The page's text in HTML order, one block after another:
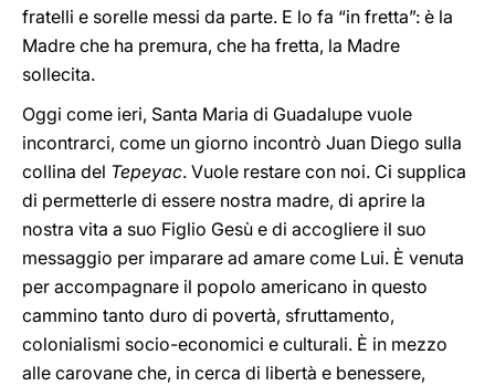
fratelli e sorelle messi da parte. E lo fa “in fretta”: è la
Madre che ha premura, che ha fretta, la Madre
sollecita.
Oggi come ieri, Santa Maria di Guadalupe vuole
incontrarci, come un giorno incontrò Juan Diego sulla
collina del Tepeyac. Vuole restare con noi. Ci supplica
di permetterle di essere nostra madre, di aprire la
nostra vita a suo Figlio Gesù e di accogliere il suo
messaggio per imparare ad amare come Lui. È venuta
per accompagnare il popolo americano in questo
cammino tanto duro di povertà, sfruttamento,
colonialismi socio-economici e culturali. È in mezzo
alle carovane che, in cerca di libertà e benessere,